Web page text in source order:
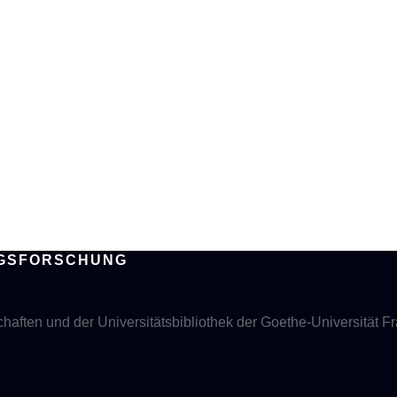
und der Universitätsbibliothek der Goethe-Universität